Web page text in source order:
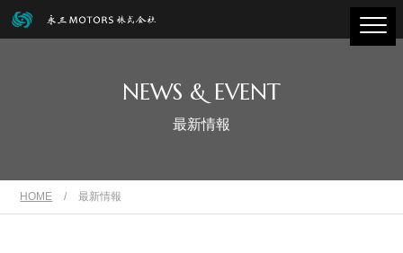
NEWS & EVENT
最新情報
HOME / 最新情報